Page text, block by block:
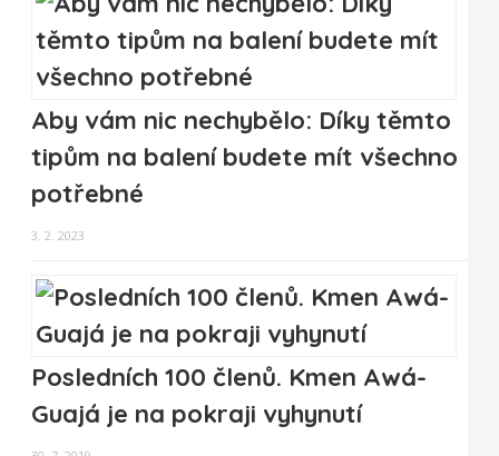
Aby vám nic nechybělo: Díky těmto
tipům na balení budete mít všechno
potřebné
3. 2. 2023
Posledních 100 členů. Kmen Awá-
Guajá je na pokraji vyhynutí